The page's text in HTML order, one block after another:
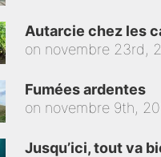
Autarcie chez les
on novembre 23rd,
Fumées ardentes
on novembre 9th,
Jusqu’ici, tout va